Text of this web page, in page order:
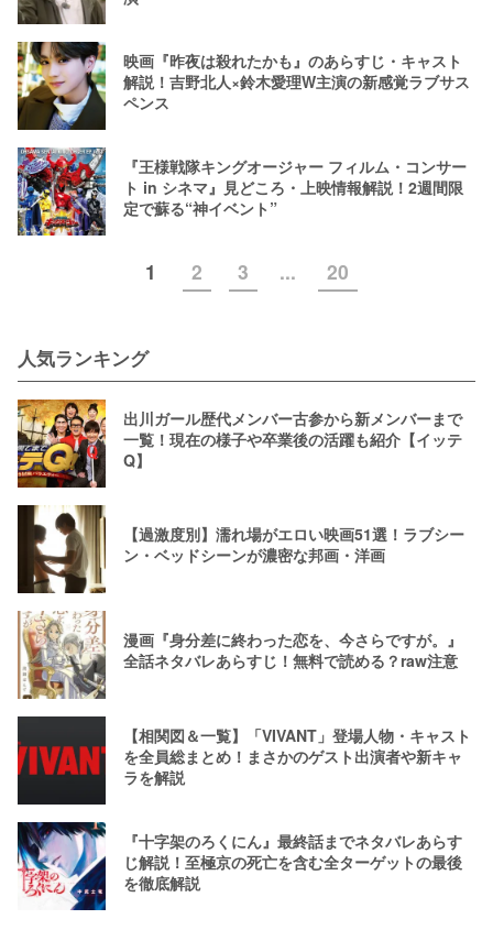
映画『昨夜は殺れたかも』のあらすじ・キャスト
解説！吉野北人×鈴木愛理W主演の新感覚ラブサス
ペンス
『王様戦隊キングオージャー フィルム・コンサー
ト in シネマ』見どころ・上映情報解説！2週間限
定で蘇る“神イベント”
1 2 3 ... 20
人気ランキング
出川ガール歴代メンバー古参から新メンバーまで
一覧！現在の様子や卒業後の活躍も紹介【イッテ
Q】
【過激度別】濡れ場がエロい映画51選！ラブシー
ン・ベッドシーンが濃密な邦画・洋画
漫画『身分差に終わった恋を、今さらですが。』
全話ネタバレあらすじ！無料で読める？raw注意
【相関図＆一覧】「VIVANT」登場人物・キャスト
を全員総まとめ！まさかのゲスト出演者や新キャ
ラを解説
『十字架のろくにん』最終話までネタバレあらす
じ解説！至極京の死亡を含む全ターゲットの最後
を徹底解説